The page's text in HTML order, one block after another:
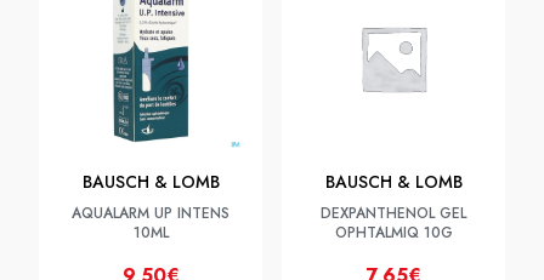
BAUSCH & LOMB
AQUALARM UP INTENS
10ML
BAUSCH & LOMB
DEXPANTHENOL GEL
OPHTALMIQ 10G